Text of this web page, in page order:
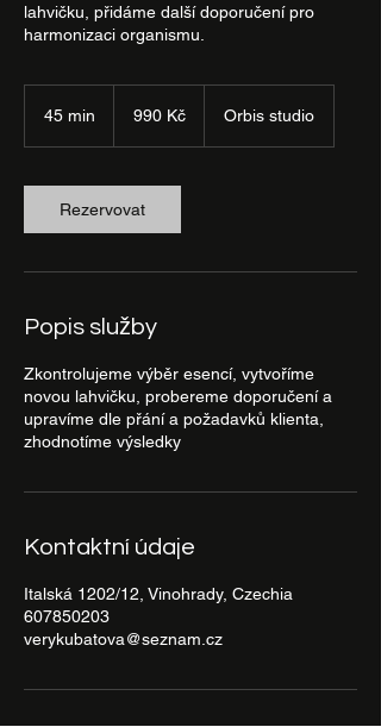
lahvičku, přidáme další doporučení pro
harmonizaci organismu.
45 min
i
n
korun990 Kč Orbis studio
Rezervovat
Popis služby
Zkontrolujeme výběr esencí, vytvoříme
novou lahvičku, probereme doporučení a
upravíme dle přání a požadavků klienta,
zhodnotíme výsledky
Kontaktní údaje
Italská 1202/12, Vinohrady, Czechia
607850203
verykubatova@seznam.cz